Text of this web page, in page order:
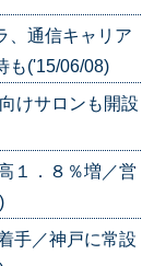
、通信キャリア
も('15/06/08)
けサロンも開設
１．８％増／営
手／神戸に常設